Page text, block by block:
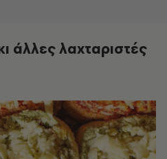
άλλες λαχταριστές